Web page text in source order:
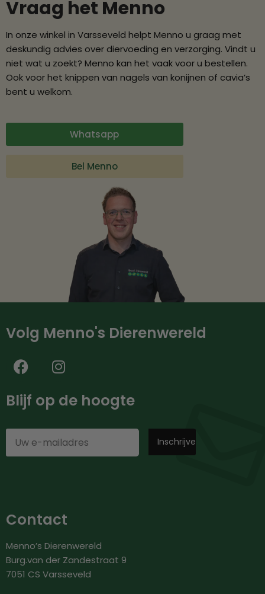
Vraag het Menno
In onze winkel in Varsseveld helpt Menno u graag met
deskundig advies over diervoeding en verzorging. Vindt u
niet wat u zoekt? Menno kan het vaak voor u bestellen.
Ook voor het knippen van nagels van konijnen of cavia’s
bent u welkom.
Whatsapp
Bel Menno
Volg Menno's Dierenwereld
Blijf op de hoogte
Contact
Menno’s Dierenwereld
Burg.van der Zandestraat 9
7051 CS Varsseveld